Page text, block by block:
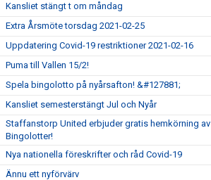
Kansliet stängt t om måndag
Extra Årsmöte torsdag 2021-02-25
Uppdatering Covid-19 restriktioner 2021-02-16
Puma till Vallen 15/2!
Spela bingolotto på nyårsafton! &#127881;
Kansliet semesterstängt Jul och Nyår
Staffanstorp United erbjuder gratis hemkörning av
Bingolotter!
Nya nationella föreskrifter och råd Covid-19
Ännu ett nyförvärv